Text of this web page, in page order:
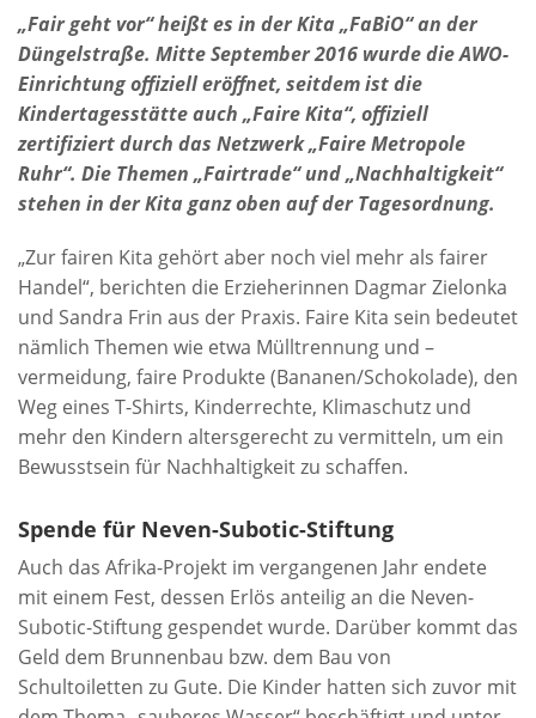
„Fair geht vor“ heißt es in der Kita „FaBiO“ an der
Düngelstraße. Mitte September 2016 wurde die AWO-
Einrichtung offiziell eröffnet, seitdem ist die
Kindertagesstätte auch „Faire Kita“, offiziell
zertifiziert durch das Netzwerk „Faire Metropole
Ruhr“. Die Themen „Fairtrade“ und „Nachhaltigkeit“
stehen in der Kita ganz oben auf der Tagesordnung.
„Zur fairen Kita gehört aber noch viel mehr als fairer
Handel“, berichten die Erzieherinnen Dagmar Zielonka
und Sandra Frin aus der Praxis. Faire Kita sein bedeutet
nämlich Themen wie etwa Mülltrennung und –
vermeidung, faire Produkte (Bananen/Schokolade), den
Weg eines T-Shirts, Kinderrechte, Klimaschutz und
mehr den Kindern altersgerecht zu vermitteln, um ein
Bewusstsein für Nachhaltigkeit zu schaffen.
Spende für Neven-Subotic-Stiftung
Auch das Afrika-Projekt im vergangenen Jahr endete
mit einem Fest, dessen Erlös anteilig an die Neven-
Subotic-Stiftung gespendet wurde. Darüber kommt das
Geld dem Brunnenbau bzw. dem Bau von
Schultoiletten zu Gute. Die Kinder hatten sich zuvor mit